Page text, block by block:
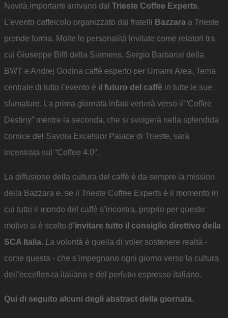
Novità importanti arrivano dal Trieste Coffee Experts.
L’evento caffeicolo organizzato dai fratelli Bazzara a Trieste
prende forma. Molte le personalità invitate come relatori tra
cui Giuseppe Biffi della Siemens, Sergio Barbarisi della
BWT e Andrej Godina caffè esperto per Umami Area. Tema
centrale di tutto l’evento è il futuro del caffè in tutte le sue
sfumature. La prima giornata infatti verterà verso il “Coffee
Destiny” mentre la seconda, che si svolgerà nella splendida
cornice del Savoia Excelsior Palace di Trieste, sarà
incentrata sul “Coffee 4.0”.
La diffusione della cultura del caffè è da sempre la mission
della Bazzara e, se il Trieste Coffee Experts è il momento in
cui tutto il mondo del caffè s’incontra, proprio per questo
motivo si è scelto d’invitare tutto il consiglio direttivo della
SCA Italia. La volontà è quella di voler sostenere realtà -
come questa - che s’impegnano ogni giorno verso la cultura
dell’eccellenza italiana e del perfetto espresso italiano.
Qui di seguito alcuni degli abstract della giornata.